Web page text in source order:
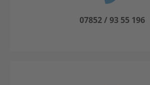
07852 / 93 55 196